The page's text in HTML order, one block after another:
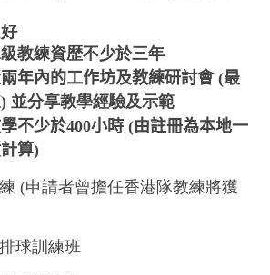
教練資歴不少於三年
年內的工作坊及教練研討會(最
) 並分享教學經驗及示範
不少於400小時 (由註冊為本地一
算)
請者曾擔任香港隊教練將獲
訓練班